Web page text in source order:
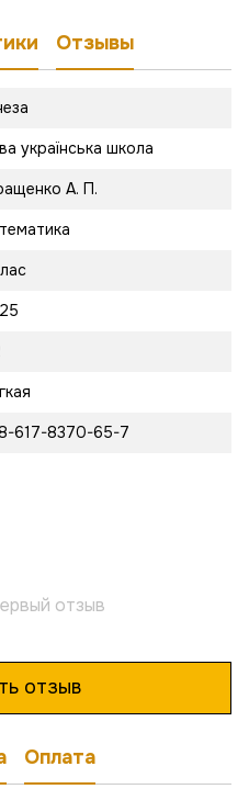
Отзывы
українська школа
А. П.
617-8370-65-7
отзыв
отзыв
Оплата